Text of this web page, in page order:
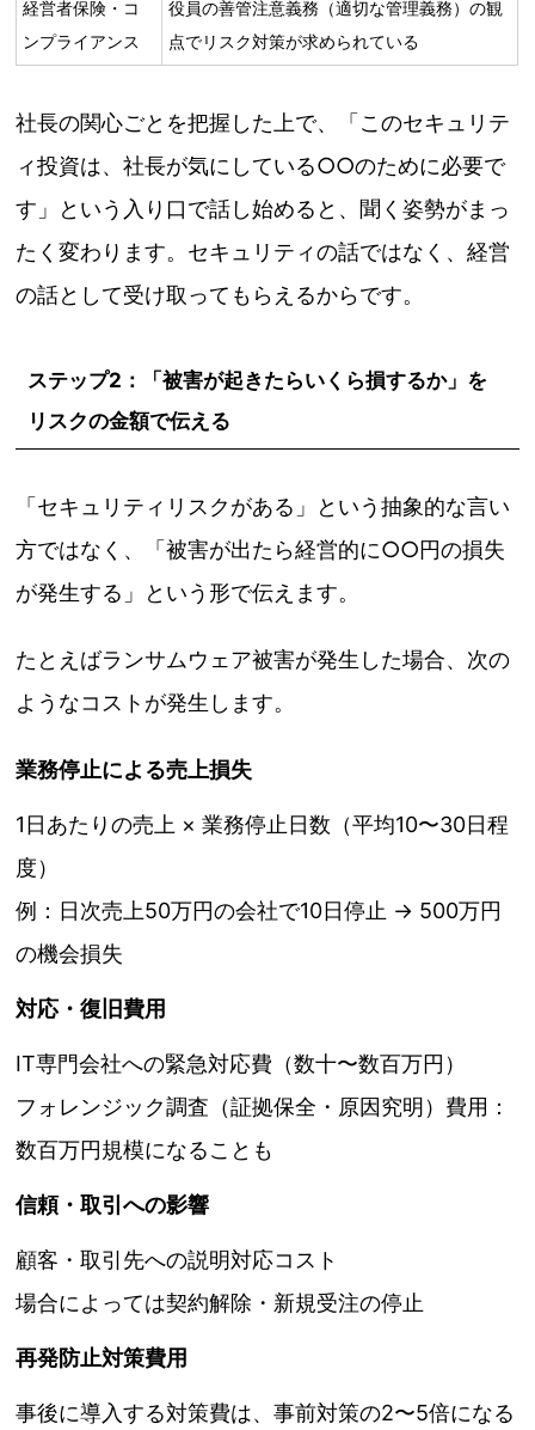
経営者保険・コ
ンプライアンス
役員の善管注意義務（適切な管理義務）の観
点でリスク対策が求められている
社長の関心ごとを把握した上で、「このセキュリテ
ィ投資は、社長が気にしている○○のために必要で
す」という入り口で話し始めると、聞く姿勢がまっ
たく変わります。セキュリティの話ではなく、経営
の話として受け取ってもらえるからです。
ステップ2：「被害が起きたらいくら損するか」を
リスクの金額で伝える
「セキュリティリスクがある」という抽象的な言い
方ではなく、「被害が出たら経営的に○○円の損失
が発生する」という形で伝えます。
たとえばランサムウェア被害が発生した場合、次の
ようなコストが発生します。
業務停止による売上損失
1日あたりの売上 × 業務停止日数（平均10〜30日程
度）
例：日次売上50万円の会社で10日停止 → 500万円
の機会損失
対応・復旧費用
IT専門会社への緊急対応費（数十〜数百万円）
フォレンジック調査（証拠保全・原因究明）費用：
数百万円規模になることも
信頼・取引への影響
顧客・取引先への説明対応コスト
場合によっては契約解除・新規受注の停止
再発防止対策費用
事後に導入する対策費は、事前対策の2〜5倍になる